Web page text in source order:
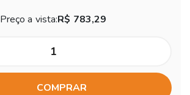
Preço a vista:R$ 783,29
COMPRAR